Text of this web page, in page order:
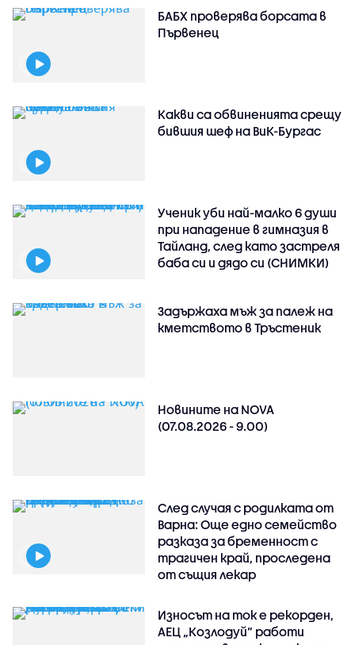
БАБХ проверява борсата в
Първенец
Какви са обвиненията срещу
бившия шеф на ВиК-Бургас
Ученик уби най-малко 6 души
при нападение в гимназия в
Тайланд, след като застреля
баба си и дядо си (СНИМКИ)
Задържаха мъж за палеж на
кметството в Тръстеник
Новините на NOVA
(07.08.2026 - 9.00)
След случая с родилката от
Варна: Още едно семейство
разказа за бременност с
трагичен край, проследена
от същия лекар
Износът на ток е рекорден,
АЕЦ „Козлодуй“ работи